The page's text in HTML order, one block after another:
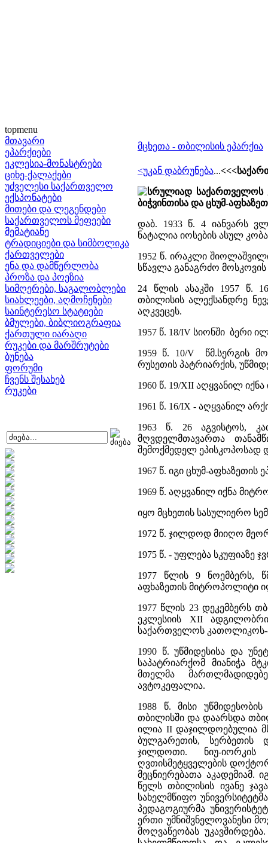
topmenu
მთავარი
ეპარქიები
ეკლესია-მონასტრები
ციხე-ქალაქები
უძველესი საქართველო
ექსპონატები
მითები და ლეგენდები
საქართველოს მეფეები
მემატიანე
ტრადიციები და სიმბოლიკა
ქართველები
ენა და დამწერლობა
პროზა და პოეზია
სიმღერები, საგალობლები
სიახლეები, აღმოჩენები
საინტერესო სტატიები
ბმულები, ბიბლიოგრაფია
ქართული იარაღი
რუკები და მარშრუტები
ბუნება
ფორუმი
ჩვენს შესახებ
რუკები
მცხეთა - თბილისის ეპარქია
<უკან დაბრუნება...
სრულიად საქართველოს
ბიჭვინთისა და ცხუმ-
დაბ. 1933 წ. 4 იანვარს
ნატალია იოსების ასულ
1952 წ. ირაკლი
სწავლა განაგრძო
24 წლის ასაკში 1957 წ.
თბილისის ალექსანდრე
აღკვეცეს.
1957 წ. 18/IV სიონში ბერი
1959 წ. 10/V წმ.სერგის
რუსეთის პატრიარქის,
1960 წ. 19/XII აღყვანილ იქნა
1961 წ. 16/IX - აღყვანილ
1963 წ. 26 აგვისტოს,
მღვდელმთავართა
შემოქმედელ ეპისკოპოსად
1967 წ. იგი ცხუმ-აფხაზეთის
1969 წ. აღყვანილ იქნა
იყო მცხეთის სასულიერო
1972 წ. ჯილდოდ მიიღო
1975 წ. - უფლება სკუფიაზე
1977 წლის 9 ნოემბერს,
აფხაზეთის მიტროპოლიტი
1977 წლის 23 დეკემბერს
ეკლესიის XII
საქართველოს
1990 წ. უწმიდესისა და
საპატრიარქომ მიანიჭა
მთელმა
ავტოკეფალია.
1988 წ. მისი
თბილისში და დაარსდა
ილია II დაჯილდოებულია
ბულგარეთის, სერბეთის
ჯილდოთი. ნიუ-
ღვთისმეტყველების
მეცნიერებათა აკადემიამ.
წელს თბილისის ივანე
სახელმწიფო
პედაგოგიურმა
ერთი უმნიშვნელოვანესი
მოღვაწეობას